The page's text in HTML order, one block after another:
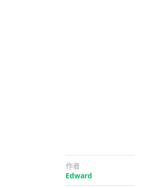
作者
Edward